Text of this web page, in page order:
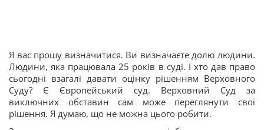
Я вас прошу визначитися. Ви визначаєте долю людини.
Людини, яка працювала 25 років в суді. І хто дав право
сьогодні взагалі давати оцінку рішенням Верховного
Суду? Є Європейський суд. Верховний Суд за
виключних обставин сам може переглянути свої
рішення. Я думаю, що не можна цього робити.